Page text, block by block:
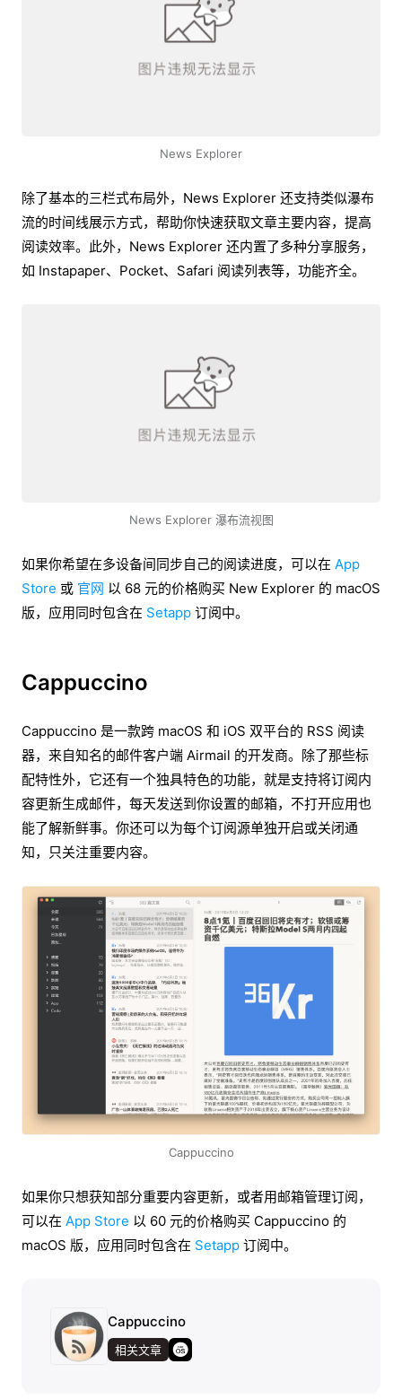
News Explorer
除了基本的三栏式布局外，News Explorer 还支持类似瀑布
流的时间线展示方式，帮助你快速获取文章主要内容，提高
阅读效率。此外，News Explorer 还内置了多种分享服务，
如 Instapaper、Pocket、Safari 阅读列表等，功能齐全。
News Explorer 瀑布流视图
如果你希望在多设备间同步自己的阅读进度，可以在 App
Store 或 官网 以 68 元的价格购买 New Explorer 的 macOS
版，应用同时包含在 Setapp 订阅中。
Cappuccino
Cappuccino 是一款跨 macOS 和 iOS 双平台的 RSS 阅读
器，来自知名的邮件客户端 Airmail 的开发商。除了那些标
配特性外，它还有一个独具特色的功能，就是支持将订阅内
容更新生成邮件，每天发送到你设置的邮箱，不打开应用也
能了解新鲜事。你还可以为每个订阅源单独开启或关闭通
知，只关注重要内容。
Cappuccino
如果你只想获知部分重要内容更新，或者用邮箱管理订阅，
可以在 App Store 以 60 元的价格购买 Cappuccino 的
macOS 版，应用同时包含在 Setapp 订阅中。
Cappuccino­
相关文章